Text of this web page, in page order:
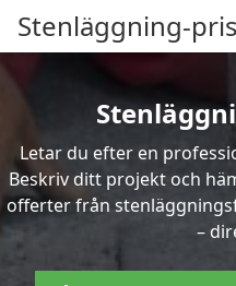
Stenläggning-
Letar du efter en
Beskriv ditt projekt och
offerter från
–